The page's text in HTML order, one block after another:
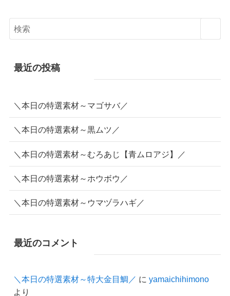
「お父さんの作った干物は美味しい!!」
と言われ続けられるように、
最近の投稿
＼本日の特選素材～マゴサバ／
＼本日の特選素材～黒ムツ／
＼本日の特選素材～むろあじ【青ムロアジ】／
＼本日の特選素材～ホウボウ／